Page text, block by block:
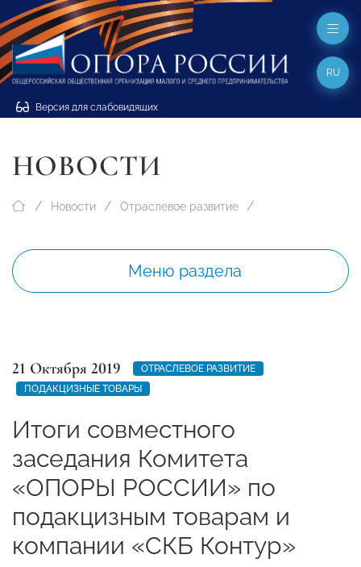
Версия для слабовидящих
RU
НОВОСТИ
Новости Отраслевое развитие
Меню раздела
21 Октября 2019
ОТРАСЛЕВОЕ РАЗВИТИЕ
ПОДАКЦИЗНЫЕ ТОВАРЫ
Итоги совместного
заседания Комитета
«ОПОРЫ РОССИИ» по
подакцизным товарам и
компании «СКБ Контур»